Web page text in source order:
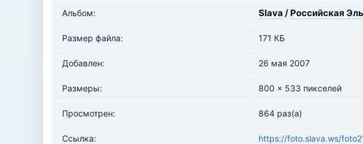
Альбом: Slava / Российская
Размер файла: 171 КБ
Добавлен: 26 мая 2007
Размеры: 800 x 533 пикселей
Просмотрен: 864 раз(а)
Ссылка: https://foto.slava.ws/